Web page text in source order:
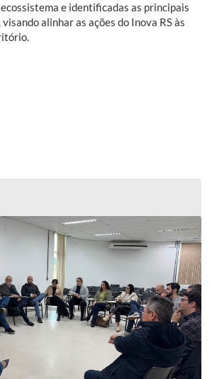
e identificadas as principais
alinhar as ações do Inova RS às